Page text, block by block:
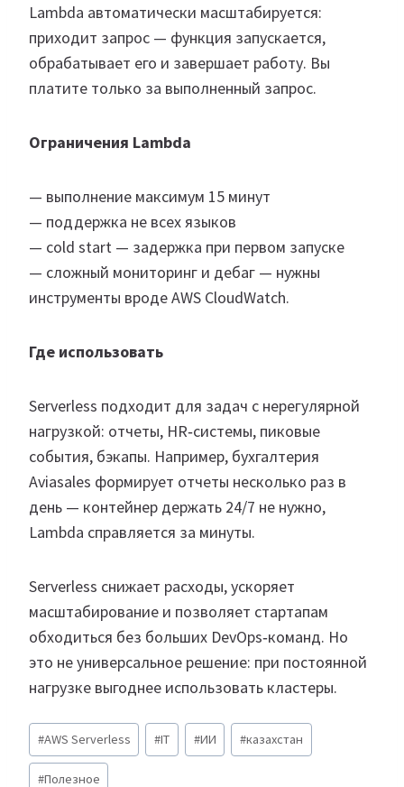
Lambda автоматически масштабируется:
приходит запрос — функция запускается,
обрабатывает его и завершает работу. Вы
платите только за выполненный запрос.
Ограничения Lambda
— выполнение максимум 15 минут
— поддержка не всех языков
— cold start — задержка при первом запуске
— сложный мониторинг и дебаг — нужны
инструменты вроде AWS CloudWatch.
Где использовать
Serverless подходит для задач с нерегулярной
нагрузкой: отчеты, HR‑системы, пиковые
события, бэкапы. Например, бухгалтерия
Aviasales формирует отчеты несколько раз в
день — контейнер держать 24/7 не нужно,
Lambda справляется за минуты.
Serverless снижает расходы, ускоряет
масштабирование и позволяет стартапам
обходиться без больших DevOps‑команд. Но
это не универсальное решение: при постоянной
нагрузке выгоднее использовать кластеры.
Метки
записи:
#AWS Serverless #IT #ИИ #казахстан
#Полезное